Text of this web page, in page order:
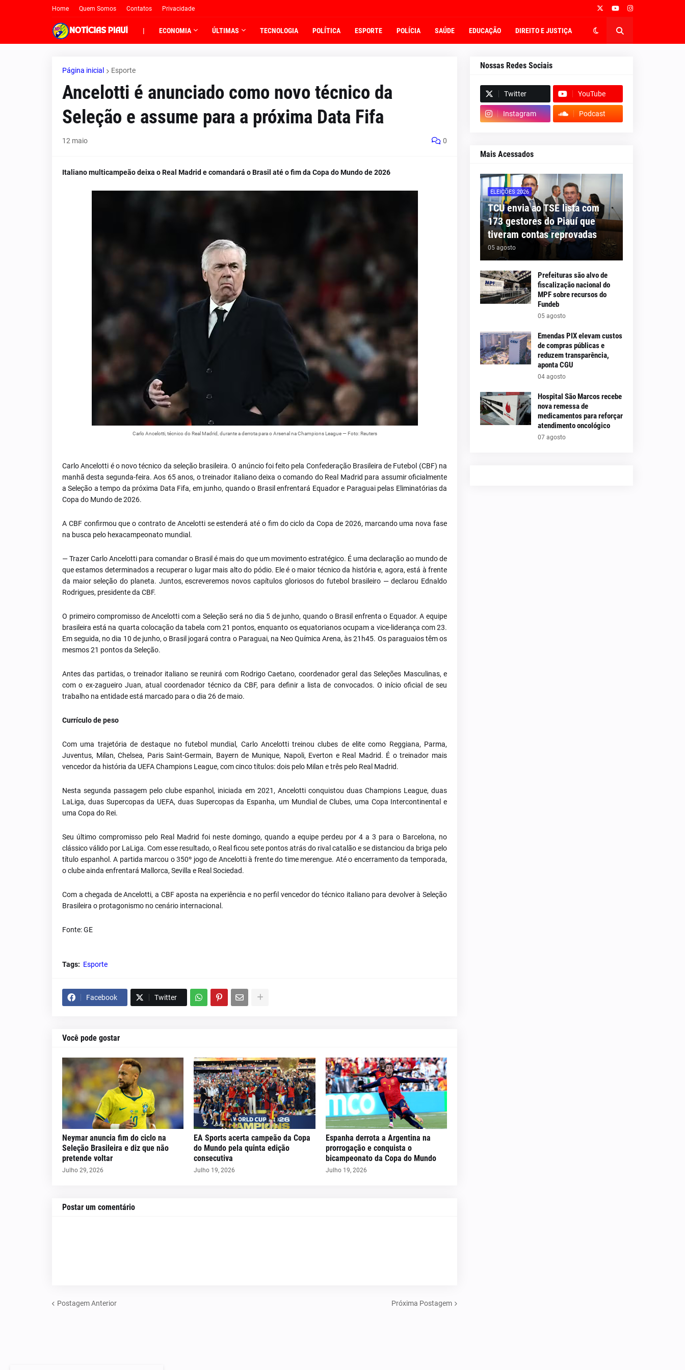
Home Quem Somos Contatos Privacidade
| ECONOMIA ÚLTIMAS TECNOLOGIA POLÍTICA ESPORTE POLÍCIA SAÚDE EDUCAÇÃO DIREITO E JUSTIÇA
Página inicial Esporte
Ancelotti é anunciado como novo técnico da
Seleção e assume para a próxima Data Fifa
12 maio 0
Italiano multicampeão deixa o Real Madrid e comandará o Brasil até o fim da Copa do Mundo de 2026
Carlo Ancelotti, técnico do Real Madrid, durante a derrota para o Arsenal na Champions League — Foto: Reuters
Carlo Ancelotti é o novo técnico da seleção brasileira. O anúncio foi feito pela Confederação Brasileira de Futebol (CBF) na
manhã desta segunda-feira. Aos 65 anos, o treinador italiano deixa o comando do Real Madrid para assumir oficialmente
a Seleção a tempo da próxima Data Fifa, em junho, quando o Brasil enfrentará Equador e Paraguai pelas Eliminatórias da
Copa do Mundo de 2026.
A CBF confirmou que o contrato de Ancelotti se estenderá até o fim do ciclo da Copa de 2026, marcando uma nova fase
na busca pelo hexacampeonato mundial.
— Trazer Carlo Ancelotti para comandar o Brasil é mais do que um movimento estratégico. É uma declaração ao mundo de
que estamos determinados a recuperar o lugar mais alto do pódio. Ele é o maior técnico da história e, agora, está à frente
da maior seleção do planeta. Juntos, escreveremos novos capítulos gloriosos do futebol brasileiro — declarou Ednaldo
Rodrigues, presidente da CBF.
O primeiro compromisso de Ancelotti com a Seleção será no dia 5 de junho, quando o Brasil enfrenta o Equador. A equipe
brasileira está na quarta colocação da tabela com 21 pontos, enquanto os equatorianos ocupam a vice-liderança com 23.
Em seguida, no dia 10 de junho, o Brasil jogará contra o Paraguai, na Neo Química Arena, às 21h45. Os paraguaios têm os
mesmos 21 pontos da Seleção.
Antes das partidas, o treinador italiano se reunirá com Rodrigo Caetano, coordenador geral das Seleções Masculinas, e
com o ex-zagueiro Juan, atual coordenador técnico da CBF, para definir a lista de convocados. O início oficial de seu
trabalho na entidade está marcado para o dia 26 de maio.
Currículo de peso
Com uma trajetória de destaque no futebol mundial, Carlo Ancelotti treinou clubes de elite como Reggiana, Parma,
Juventus, Milan, Chelsea, Paris Saint-Germain, Bayern de Munique, Napoli, Everton e Real Madrid. É o treinador mais
vencedor da história da UEFA Champions League, com cinco títulos: dois pelo Milan e três pelo Real Madrid.
Nesta segunda passagem pelo clube espanhol, iniciada em 2021, Ancelotti conquistou duas Champions League, duas
LaLiga, duas Supercopas da UEFA, duas Supercopas da Espanha, um Mundial de Clubes, uma Copa Intercontinental e
uma Copa do Rei.
Seu último compromisso pelo Real Madrid foi neste domingo, quando a equipe perdeu por 4 a 3 para o Barcelona, no
clássico válido por LaLiga. Com esse resultado, o Real ficou sete pontos atrás do rival catalão e se distanciou da briga pelo
título espanhol. A partida marcou o 350º jogo de Ancelotti à frente do time merengue. Até o encerramento da temporada,
o clube ainda enfrentará Mallorca, Sevilla e Real Sociedad.
Com a chegada de Ancelotti, a CBF aposta na experiência e no perfil vencedor do técnico italiano para devolver à Seleção
Brasileira o protagonismo no cenário internacional.
Fonte: GE
Tags: Esporte
Facebook Twitter
Você pode gostar
Neymar anuncia fim do ciclo na
Seleção Brasileira e diz que não
pretende voltar
Julho 29, 2026
EA Sports acerta campeão da Copa
do Mundo pela quinta edição
consecutiva
Julho 19, 2026
Espanha derrota a Argentina na
prorrogação e conquista o
bicampeonato da Copa do Mundo
Julho 19, 2026
Postar um comentário
Postagem Anterior Próxima Postagem
Nossas Redes Sociais
Twitter YouTube
Instagram Podcast
Mais Acessados
ELEIÇÕES 2026
TCU envia ao TSE lista com
173 gestores do Piauí que
tiveram contas reprovadas
05 agosto
Prefeituras são alvo de
fiscalização nacional do
MPF sobre recursos do
Fundeb
05 agosto
Emendas PIX elevam custos
de compras públicas e
reduzem transparência,
aponta CGU
04 agosto
Hospital São Marcos recebe
nova remessa de
medicamentos para reforçar
atendimento oncológico
07 agosto